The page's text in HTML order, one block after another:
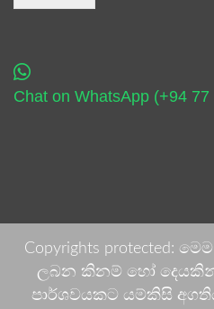
Chat on WhatsApp (+94 77
Copyrights protected:
ලබන කිනම් හෝ
පාර්ශවයකට යම්කිසි